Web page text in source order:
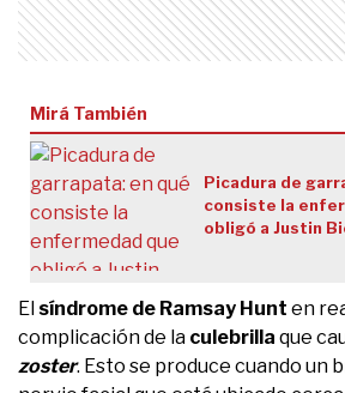
Mirá También
Picadura de
consiste la
obligó a Justin
El síndrome de Ramsay Hunt en
complicación de la culebrilla que
zoster. Esto se produce cuando un